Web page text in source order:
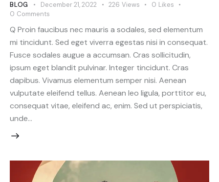
BLOG December 21, 2022 226 Views 0 Likes
0 Comments
Q Proin faucibus nec mauris a sodales, sed elementum
mi tincidunt. Sed eget viverra egestas nisi in consequat.
Fusce sodales augue a accumsan. Cras sollicitudin,
ipsum eget blandit pulvinar. Integer tincidunt. Cras
dapibus. Vivamus elementum semper nisi. Aenean
vulputate eleifend tellus. Aenean leo ligula, porttitor eu,
consequat vitae, eleifend ac, enim. Sed ut perspiciatis,
unde…